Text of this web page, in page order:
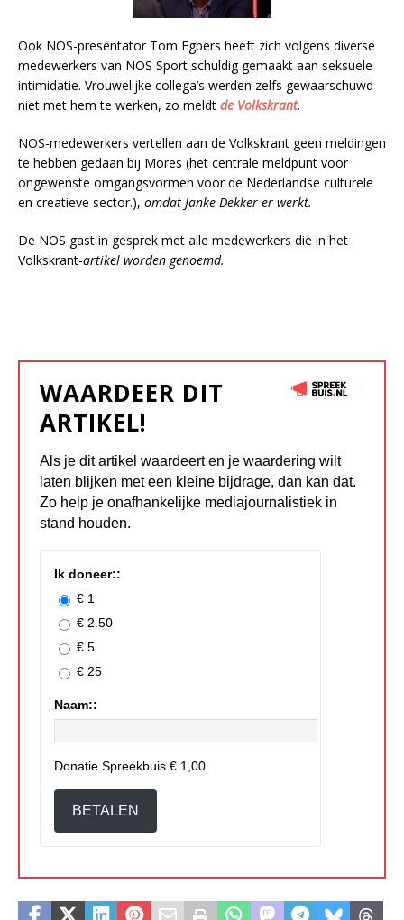
Ook NOS-presentator Tom Egbers heeft zich volgens diverse
medewerkers van NOS Sport schuldig gemaakt aan seksuele
intimidatie. Vrouwelijke collega’s werden zelfs gewaarschuwd
niet met hem te werken, zo meldt de Volkskrant.
NOS-medewerkers vertellen aan de Volkskrant geen meldingen
te hebben gedaan bij Mores (het centrale meldpunt voor
ongewenste omgangsvormen voor de Nederlandse culturele
en creatieve sector.), omdat Janke Dekker er werkt.
De NOS gast in gesprek met alle medewerkers die in het
Volkskrant-artikel worden genoemd.
WAARDEER DIT
ARTIKEL!
Als je dit artikel waardeert en je waardering wilt
laten blijken met een kleine bijdrage, dan kan dat.
Zo help je onafhankelijke mediajournalistiek in
stand houden.
Ik doneer::
€ 1
€ 2.50
€ 5
€ 25
Naam::
Donatie Spreekbuis € 1,00
BETALEN